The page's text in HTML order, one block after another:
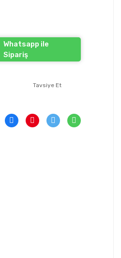
Whatsapp ile
Sipariş
Tavsiye Et